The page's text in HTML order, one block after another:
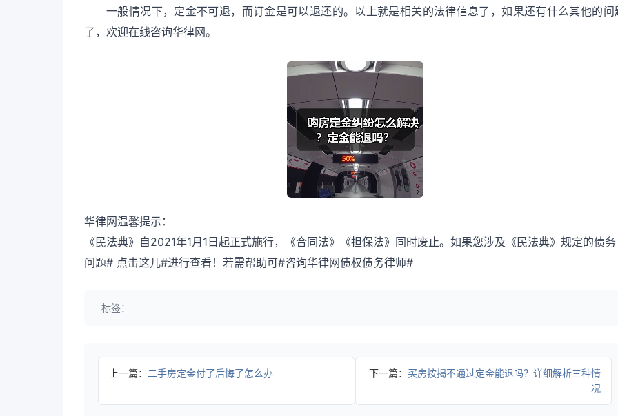
一般情况下，定金不可退，而订金是可以退还的。以上就是相关的法律信息了，如果还有什么其他的问
了，欢迎在线咨询华律网。
华律网温馨提示：
《民法典》自2021年1月1日起正式施行，《合同法》《担保法》同时废止。如果您涉及《民法典》规定的债务
问题# 点击这儿#进行查看！若需帮助可#咨询华律网债权债务律师#
标签：
上一篇： 二手房定金付了后悔了怎么办 下一篇： 买房按揭不通过定金能退吗？详细解析三种情
况